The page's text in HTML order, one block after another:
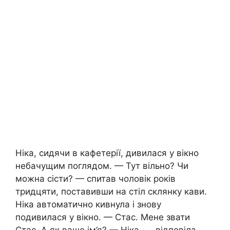
Ніка, сидячи в кафетерії, дивилася у вікно
небачущим поглядом. — Тут вільно? Чи
можна сісти? — спитав чоловік років
тридцяти, поставивши на стіл склянку кави.
Ніка автоматично кивнула і знову
подивилася у вікно. — Стас. Мене звати